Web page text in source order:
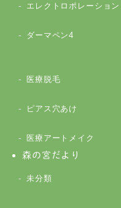
エレクトロポレーション
ダーマペン4
医療脱毛
ピアス穴あけ
医療アートメイク
森の宮だより
未分類